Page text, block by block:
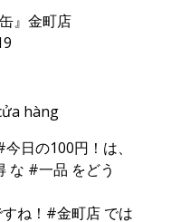
』金町店
hàng
今日の100円 ！は、
な #一品 をどう
ね！ #金町店では